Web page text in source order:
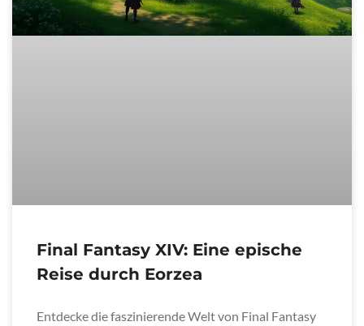
Final Fantasy XIV: Eine epische
Reise durch Eorzea
Entdecke die faszinierende Welt von Final Fantasy